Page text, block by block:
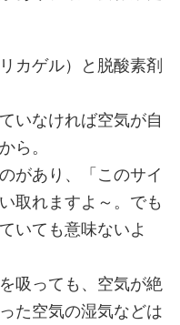
カゲル）と脱酸素剤
いなければ空気が自
ら。
があり、「このサイ
取れますよ～。でも
いても意味ないよ
吸っても、空気が絶
た空気の湿気などは